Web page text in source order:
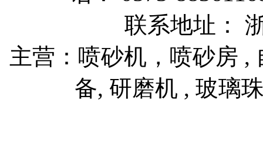
联系地址：
主营：喷砂机，喷砂房 ,
备, 研磨机 , 玻璃